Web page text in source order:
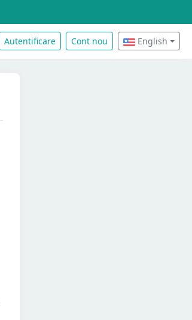
Autentificare Cont nou English